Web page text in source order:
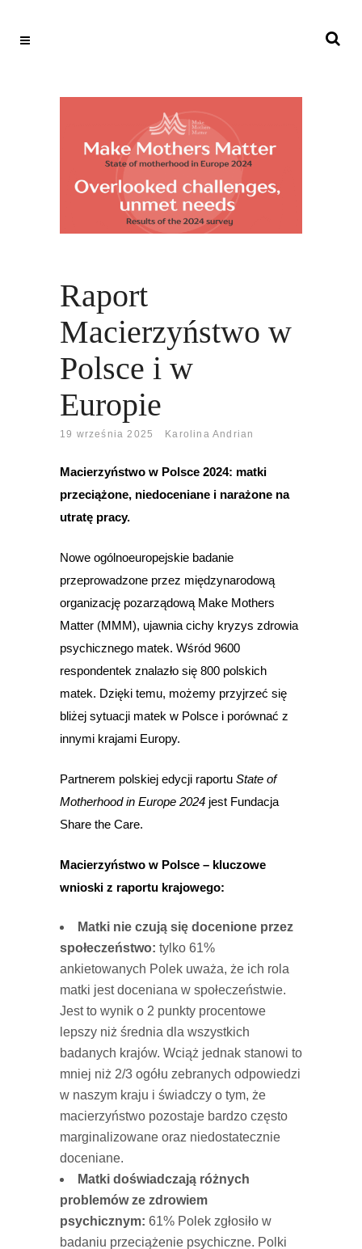
Raport
Macierzyństwo w
Polsce i w
Europie
19 września 2025 Karolina Andrian
Macierzyństwo w Polsce 2024: matki
przeciążone, niedoceniane i narażone na
utratę pracy.
Nowe ogólnoeuropejskie badanie
przeprowadzone przez międzynarodową
organizację pozarządową Make Mothers
Matter (MMM), ujawnia cichy kryzys zdrowia
psychicznego matek. Wśród 9600
respondentek znalazło się 800 polskich
matek. Dzięki temu, możemy przyjrzeć się
bliżej sytuacji matek w Polsce i porównać z
innymi krajami Europy.
Partnerem polskiej edycji raportu State of
Motherhood in Europe 2024 jest Fundacja
Share the Care.
Macierzyństwo w Polsce – kluczowe
wnioski z raportu krajowego:
Matki nie czują się docenione przez
społeczeństwo: tylko 61%
ankietowanych Polek uważa, że ich rola
matki jest doceniana w społeczeństwie.
Jest to wynik o 2 punkty procentowe
lepszy niż średnia dla wszystkich
badanych krajów. Wciąż jednak stanowi to
mniej niż 2/3 ogółu zebranych odpowiedzi
w naszym kraju i świadczy o tym, że
macierzyństwo pozostaje bardzo często
marginalizowane oraz niedostatecznie
doceniane.
Matki doświadczają różnych
problemów ze zdrowiem
psychicznym: 61% Polek zgłosiło w
badaniu przeciążenie psychiczne. Polki